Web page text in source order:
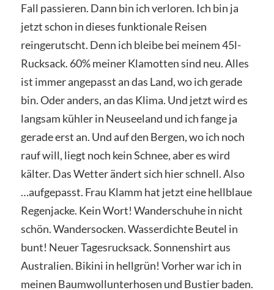
Fall passieren. Dann bin ich verloren. Ich bin ja
jetzt schon in dieses funktionale Reisen
reingerutscht. Denn ich bleibe bei meinem 45l-
Rucksack. 60% meiner Klamotten sind neu. Alles
ist immer angepasst an das Land, wo ich gerade
bin. Oder anders, an das Klima. Und jetzt wird es
langsam kühler in Neuseeland und ich fange ja
gerade erst an. Und auf den Bergen, wo ich noch
rauf will, liegt noch kein Schnee, aber es wird
kälter. Das Wetter ändert sich hier schnell. Also
…aufgepasst. Frau Klamm hat jetzt eine hellblaue
Regenjacke. Kein Wort! Wanderschuhe in nicht
schön. Wandersocken. Wasserdichte Beutel in
bunt! Neuer Tagesrucksack. Sonnenshirt aus
Australien. Bikini in hellgrün! Vorher war ich in
meinen Baumwollunterhosen und Bustier baden.